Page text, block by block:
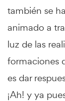
también se
animado a
luz de las
formaciones
es dar
¡Ah! y ya